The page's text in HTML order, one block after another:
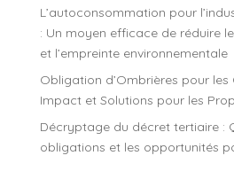
L’autoconsommation pour
: Un moyen efficace de réduire
et l’empreinte environnementale
Obligation d’Ombrières pour les
Impact et Solutions pour les
Décryptage du décret tertiaire :
obligations et les opportunités